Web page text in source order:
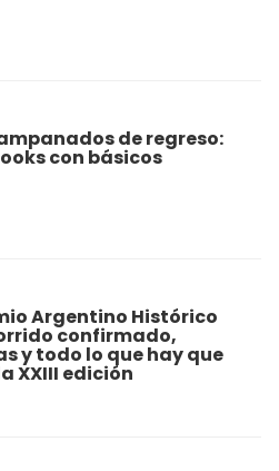
de regreso:
con básicos
Argentino Histórico
confirmado,
y todo lo que hay que
XXIII edición